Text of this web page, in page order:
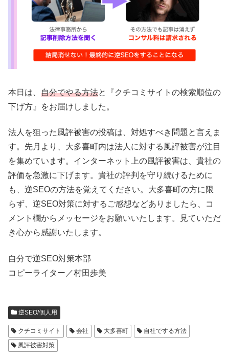
本日は、 自分でやる方法と『クチコミサイトの検索順位の
下げ方』をお届けしました。
法人を狙った風評被害の投稿は、対処すべき問題と言えま
す。先月より、大多喜町内は法人に対する風評被害が注目
を集めています。インターネット上の風評被害は、貴社の
評価を急激に下げます。貴社の評判を守り続けるために
も、逆SEOの方法を覚えてください。大多喜町の方に限
らず、逆SEO対策に対するご感想などありましたら、コ
メント欄からメッセージをお願いいたします。見ていただ
き心から感謝いたします。
自分で逆SEO対策本部
コピーライター／村田歩美
逆SEO/個人用
クチコミサイト 会社 大多喜町
自社でする方法
風評被害対策